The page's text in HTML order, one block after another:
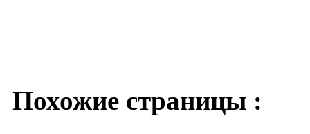
Похожие страницы :